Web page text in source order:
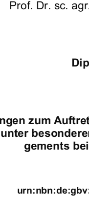
Prof. Dr. sc.
zum
gements